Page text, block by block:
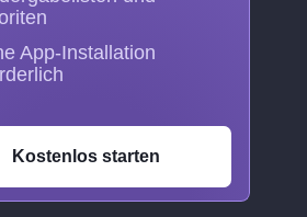
App-Installation
Kostenlos starten